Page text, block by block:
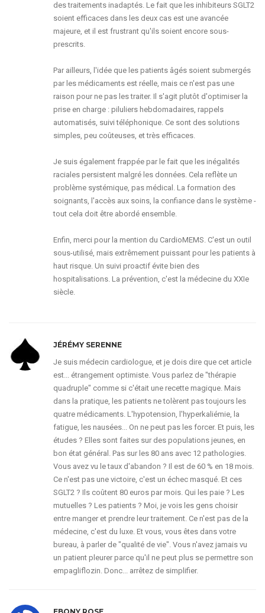
des traitements inadaptés. Le fait que les inhibiteurs SGLT2
soient efficaces dans les deux cas est une avancée
majeure, et il est frustrant qu'ils soient encore sous-
prescrits.
Par ailleurs, l'idée que les patients âgés soient submergés
par les médicaments est réelle, mais ce n'est pas une
raison pour ne pas les traiter. Il s'agit plutôt d'optimiser la
prise en charge : piluliers hebdomadaires, rappels
automatisés, suivi téléphonique. Ce sont des solutions
simples, peu coûteuses, et très efficaces.
Je suis également frappée par le fait que les inégalités
raciales persistent malgré les données. Cela reflète un
problème systémique, pas médical. La formation des
soignants, l'accès aux soins, la confiance dans le système -
tout cela doit être abordé ensemble.
Enfin, merci pour la mention du CardioMEMS. C'est un outil
sous-utilisé, mais extrêmement puissant pour les patients à
haut risque. Un suivi proactif évite bien des
hospitalisations. La prévention, c'est la médecine du XXIe
siècle.
JÉRÉMY SERENNE
Je suis médecin cardiologue, et je dois dire que cet article
est... étrangement optimiste. Vous parlez de "thérapie
quadruple" comme si c'était une recette magique. Mais
dans la pratique, les patients ne tolèrent pas toujours les
quatre médicaments. L'hypotension, l'hyperkaliémie, la
fatigue, les nausées... On ne peut pas les forcer. Et puis, les
études ? Elles sont faites sur des populations jeunes, en
bon état général. Pas sur les 80 ans avec 12 pathologies.
Vous avez vu le taux d'abandon ? Il est de 60 % en 18 mois.
Ce n'est pas une victoire, c'est un échec masqué. Et ces
SGLT2 ? Ils coûtent 80 euros par mois. Qui les paie ? Les
mutuelles ? Les patients ? Moi, je vois les gens choisir
entre manger et prendre leur traitement. Ce n'est pas de la
médecine, c'est du luxe. Et vous, vous êtes dans votre
bureau, à parler de "qualité de vie". Vous n'avez jamais vu
un patient pleurer parce qu'il ne peut plus se permettre son
empagliflozin. Donc... arrêtez de simplifier.